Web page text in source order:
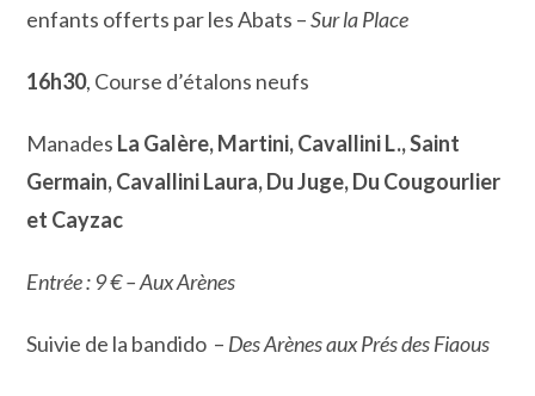
enfants offerts par les Abats –Sur la Place
16h30, Course d’étalons neufs
Manades La Galère, Martini, Cavallini L., Saint
Germain, Cavallini Laura, Du Juge, Du Cougourlier
et Cayzac
Entrée : 9 € – Aux Arènes
Suivie de la bandido – Des Arènes aux Prés des Fiaous